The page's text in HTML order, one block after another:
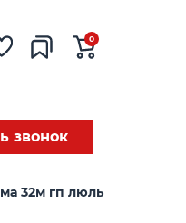
0
звонок
32м гп люльки 200кг